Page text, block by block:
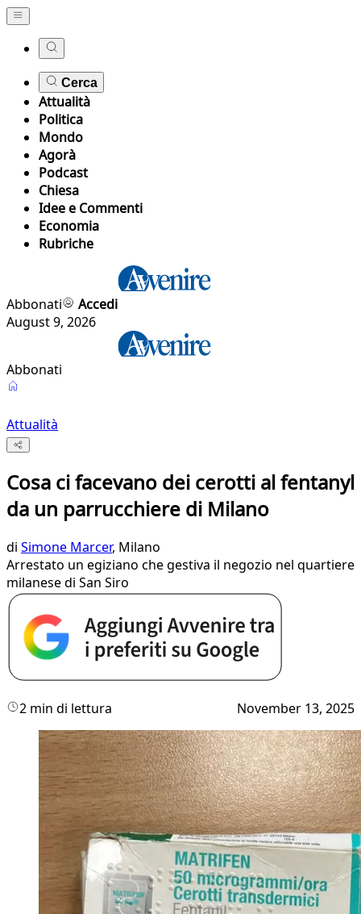
Cerca
Attualità
Politica
Mondo
Agorà
Podcast
Chiesa
Idee e Commenti
Economia
Rubriche
Abbonati
Accedi
August 9, 2026
Abbonati
Attualità
Cosa ci facevano dei cerotti al fentanyl
da un parrucchiere di Milano
di Simone Marcer, Milano
Arrestato un egiziano che gestiva il negozio nel quartiere
milanese di San Siro
2 min di lettura November 13, 2025